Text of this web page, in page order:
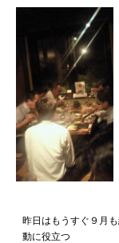
昨日はもうすぐ９月
動に役立つ